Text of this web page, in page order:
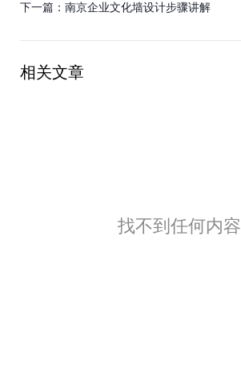
下一篇： 南京企业文化墙设计步骤讲解
相关文章
找不到任何内容